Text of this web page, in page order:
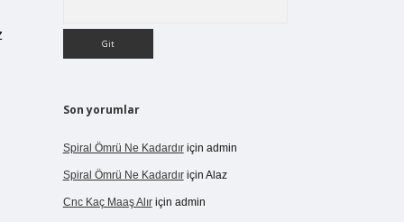
Son yorumlar
Spiral Ömrü Ne Kadardıriçin admin
Spiral Ömrü Ne Kadardıriçin Alaz
Cnc Kaç Maaş Alıriçin admin